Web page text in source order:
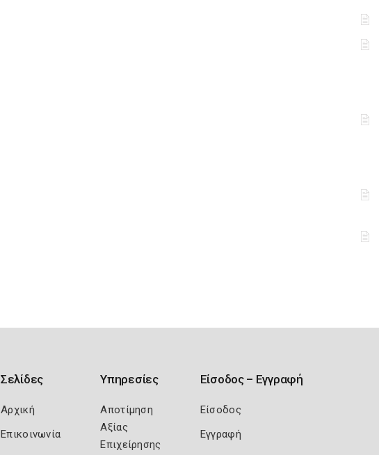
Σελίδες
Αρχική
Επικοινωνία
Υπηρεσίες
Αποτίμηση
Αξίας
Επιχείρησης
Είσοδος – Εγγραφή
Είσοδος
Εγγραφή